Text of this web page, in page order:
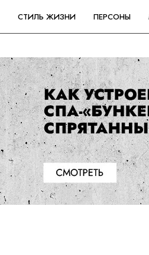
СТИЛЬ ЖИЗНИ ПЕРСОНЫ